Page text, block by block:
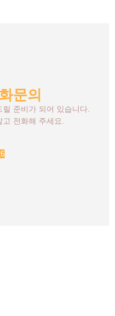
문의
릴 준비가 되어 있습니다.
고 전화해 주세요.